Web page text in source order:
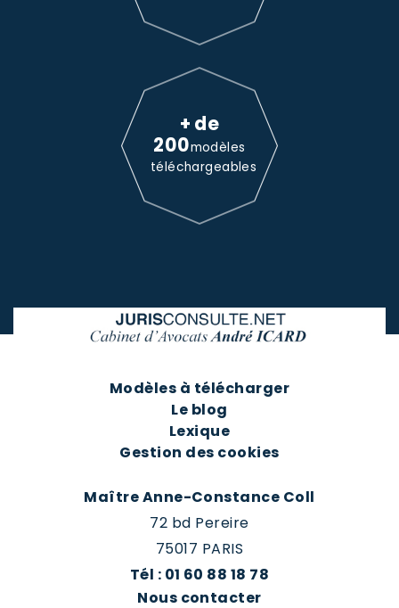
+ de
200modèles
téléchargeables
Modèles à télécharger
Le blog
Lexique
Gestion des cookies
Maître Anne-Constance Coll
72 bd Pereire
75017 PARIS
Tél : 01 60 88 18 78
Nous contacter